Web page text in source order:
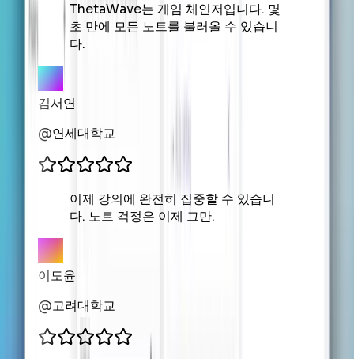
ThetaWave는 게임 체인저입니다. 몇
초 만에 모든 노트를 불러올 수 있습니
다.
김서연
@연세대학교
이제 강의에 완전히 집중할 수 있습니
다. 노트 걱정은 이제 그만.
이도윤
@고려대학교